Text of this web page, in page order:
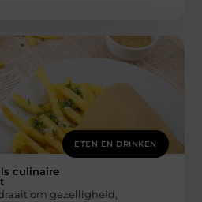
ETEN EN DRINKEN
culinaire
om gezelligheid,